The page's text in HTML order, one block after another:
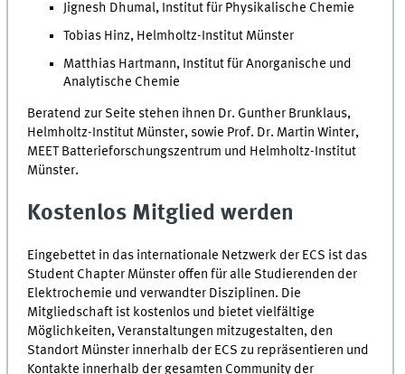
Jignesh Dhumal, Institut für Physikalische Chemie
Tobias Hinz, Helmholtz-Institut Münster
Matthias Hartmann, Institut für Anorganische und
Analytische Chemie
Beratend zur Seite stehen ihnen Dr. Gunther Brunklaus,
Helmholtz-Institut Münster, sowie Prof. Dr. Martin Winter,
MEETBatterieforschungszentrum und Helmholtz-Institut
Münster.
Kostenlos Mitglied werden
Eingebettet in das internationale Netzwerk der ECS ist das
Student Chapter Münster offen für alle Studierenden der
Elektrochemie und verwandter Disziplinen. Die
Mitgliedschaft ist kostenlos und bietet vielfältige
Möglichkeiten, Veranstaltungen mitzugestalten, den
Standort Münster innerhalb der ECSzu repräsentieren und
Kontakte innerhalb der gesamten Community der